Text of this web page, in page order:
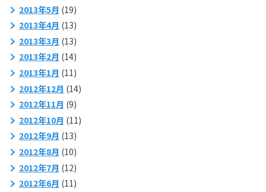
2013年5月 (19)
2013年4月 (13)
2013年3月 (13)
2013年2月 (14)
2013年1月 (11)
2012年12月 (14)
2012年11月 (9)
2012年10月 (11)
2012年9月 (13)
2012年8月 (10)
2012年7月 (12)
2012年6月 (11)